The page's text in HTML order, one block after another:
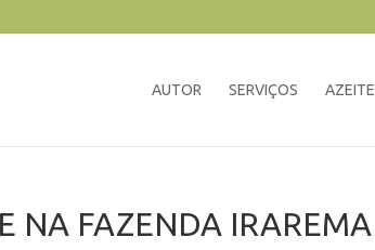
AUTOR SERVIÇOS AZEITE
NA FAZENDA IRAREMA